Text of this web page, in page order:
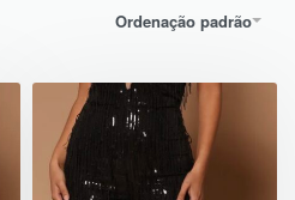
Ordenação padrão